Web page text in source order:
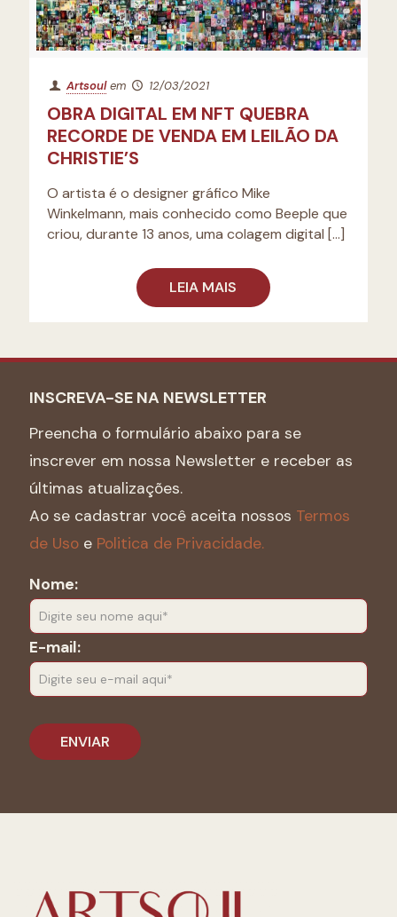
Artsoul em 12/03/2021
OBRA DIGITAL EM NFT QUEBRA
RECORDE DE VENDA EM LEILÃO DA
CHRISTIE’S
O artista é o designer gráfico Mike
Winkelmann, mais conhecido como Beeple que
criou, durante 13 anos, uma colagem digital […]
LEIA MAIS
INSCREVA-SE NA NEWSLETTER
Preencha o formulário abaixo para se
inscrever em nossa Newsletter e receber as
últimas atualizações.
Ao se cadastrar você aceita nossos Termos
de Uso e Politica de Privacidade.
Nome:
E-mail: